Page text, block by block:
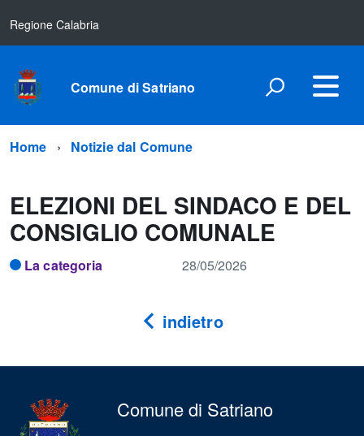
Regione Calabria
Comune di Satriano
Home Notizie dal Comune
ELEZIONI DEL SINDACO E DEL
CONSIGLIO COMUNALE
La categoria 28/05/2026
indietro
Comune di Satriano